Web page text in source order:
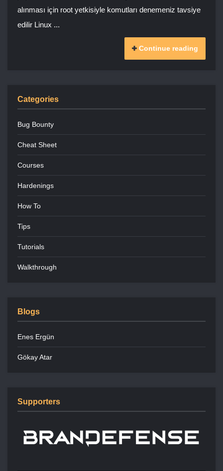
alınması için root yetkisiyle komutları denemeniz tavsiye
edilir Linux ...
Continue reading
Categories
Bug Bounty
Cheat Sheet
Courses
Hardenings
How To
Tips
Tutorials
Walkthrough
Blogs
Enes Ergün
Gökay Atar
Supporters